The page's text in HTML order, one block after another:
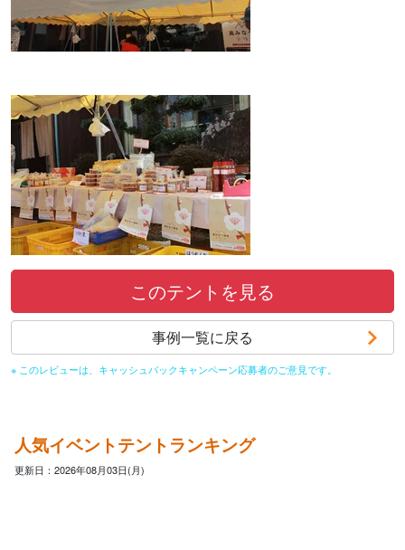
このテントを見る
事例一覧に戻る
※ このレビューは、キャッシュバックキャンペーン応募者のご意見です。
人気イベントテントランキング
更新日：2026年08月03日(月)